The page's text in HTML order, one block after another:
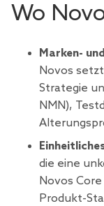
Wo
Marken-
Novos
Strategie
NMN),
die eine
Novos
Produkt-